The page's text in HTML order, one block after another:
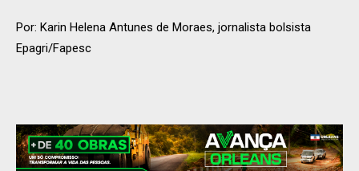
Por: Karin Helena Antunes de Moraes, jornalista bolsista
Epagri/Fapesc